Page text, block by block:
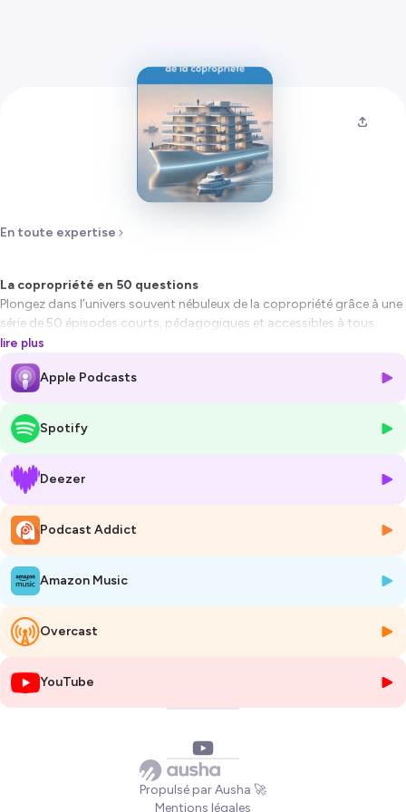
En toute expertise
La copropriété en 50 questions
Plongez dans l’univers souvent nébuleux de la copropriété grâce à une
série de 50 épisodes courts, pédagogiques et accessibles à tous.
Chaque épisode répond à une question pratique issue du guide « La
copropriété expliquée simplement », pour aider propriétaires, syndics,
copropriétaires ou curieux à mieux comprendre leurs droits, devoirs et
Un ton clair, des exemples concrets, une touche d’humour, et surtout
une volonté de transmettre, issue de l’expérience terrain d’une experte
Hébergé par Ausha. Visitez
pour plus d'informations.
lire plus
Apple Podcasts
Spotify
Deezer
Podcast Addict
Amazon Music
Overcast
YouTube
Propulsé par Ausha 🚀
Mentions légales